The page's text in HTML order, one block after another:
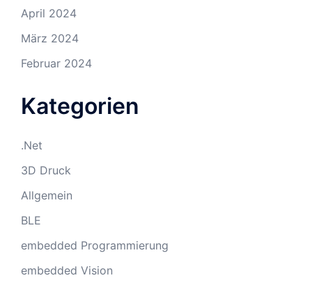
April 2024
März 2024
Februar 2024
Kategorien
.Net
3D Druck
Allgemein
BLE
embedded Programmierung
embedded Vision